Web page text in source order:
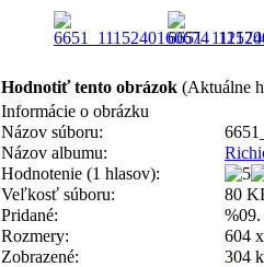
Hodnotiť tento obrázok (Aktuálne
Informácie o obrázku
Názov súboru:
Názov albumu:
Hodnotenie (1 hlasov):
Veľkosť súboru:
80
Pridané:
Rozmery:
604
Zobrazené:
304